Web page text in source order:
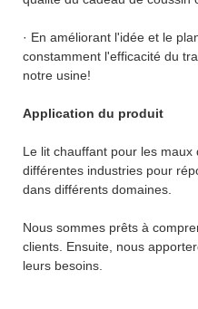
· En améliorant l'idée et le
constamment l'efficacité du
notre usine!
Application du produit
Le lit chauffant pour les
différentes industries pour
dans différents domaines.
Nous sommes prêts à
clients. Ensuite, nous
leurs besoins.